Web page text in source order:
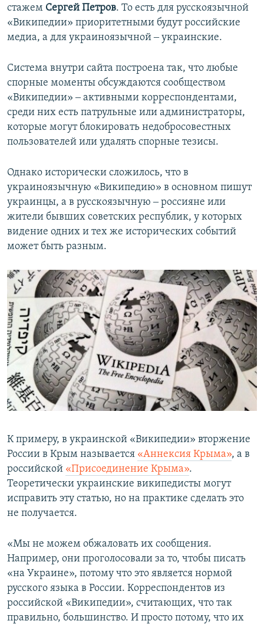
стажем Сергей Петров. То есть для русскоязычной
«Википедии» приоритетными будут российские
медиа, а для украиноязычной ‒ украинские.
Система внутри сайта построена так, что любые
спорные моменты обсуждаются сообществом
«Википедии» ‒ активными корреспондентами,
среди них есть патрульные или администраторы,
которые могут блокировать недобросовестных
пользователей или удалять спорные тезисы.
Однако исторически сложилось, что в
украиноязычную «Википедию» в основном пишут
украинцы, а в русскоязычную ‒ россияне или
жители бывших советских республик, у которых
видение одних и тех же исторических событий
может быть разным.
К примеру, в украинской «Википедии» вторжение
России в Крым называется «Аннексия Крыма», а в
российской «Присоединение Крыма».
Теоретически украинские википедисты могут
исправить эту статью, но на практике сделать это
не получается.
«Мы не можем обжаловать их сообщения.
Например, они проголосовали за то, чтобы писать
«на Украине», потому что это является нормой
русского языка в России. Корреспондентов из
российской «Википедии», считающих, что так
правильно, большинство. И просто потому, что их